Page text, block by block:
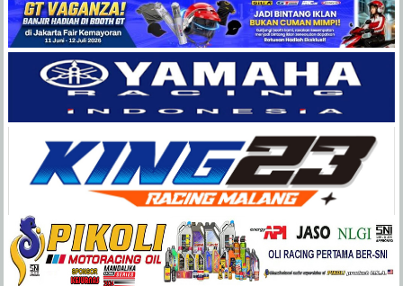
Balap
Paling
Lengkap